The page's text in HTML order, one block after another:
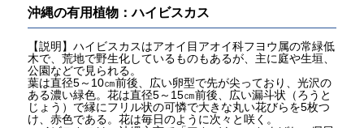
沖縄の有用植物：ハイビスカス
【説明】ハイビスカスはアオイ目アオイ科フヨウ属の常緑低
木で、荒地で野生化しているものもあるが、主に庭や生垣、
公園などで見られる。
葉は直径5～10㎝前後、広い卵型で先が尖っており、光沢の
ある濃い緑色。花は直径5～15㎝前後、広い漏斗状（ろうと
じょう）で縁にフリル状の可憐で大きな丸い花びらを5枚つ
け、赤色である。花は毎日のように次々と咲く。